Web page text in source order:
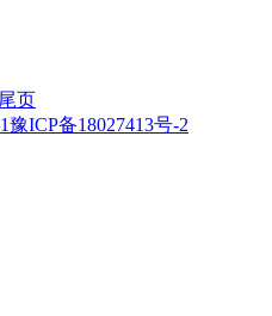
尾页
豫ICP备18027413号-2